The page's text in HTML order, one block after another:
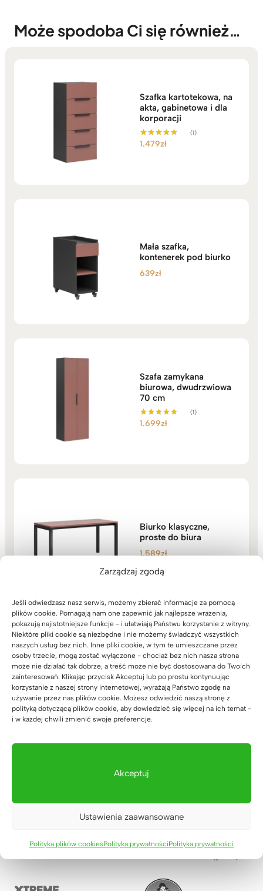
Zarządzaj zgodą
Jeśli odwiedzasz nasz serwis, możemy zbierać informacje za pomocą
plików cookie. Pomagają nam one zapewnić jak najlepsze wrażenia,
pokazują najistotniejsze funkcje - i ułatwiają Państwu korzystanie z witryny.
Niektóre pliki cookie są niezbędne i nie możemy świadczyć wszystkich
naszych usług bez nich. Inne pliki cookie, w tym te umieszczane przez
osoby trzecie, mogą zostać wyłączone - chociaż bez nich nasza strona
może nie działać tak dobrze, a treść może nie być dostosowana do Twoich
zainteresowań. Klikając przycisk Akceptuj lub po prostu kontynuując
korzystanie z naszej strony internetowej, wyrażają Państwo zgodę na
używanie przez nas plików cookie. Możesz odwiedzić naszą stronę z
polityką dotyczącą plików cookie, aby dowiedzieć się więcej na ich temat -
i w każdej chwili zmienić swoje preferencje.
Akceptuj
Ustawienia zaawansowane
Polityka plików cookiesPolityka prywatnościPolityka prywatności
Może spodoba Ci się również…
Szafka kartotekowa, na
akta, gabinetowa i dla
korporacji
Oceniono
(1)
1.479zł
Mała szafka,
kontenerek pod biurko
639zł
Szafa zamykana
biurowa, dwudrzwiowa
70 cm
Oceniono
(1)
1.699zł
Biurko klasyczne,
proste do biura
1.589zł
Regał z półkami na
dokumenty, teczki, do
archiwum biurowego,
półotwarty, szeroki
1.589zł
Zaufali nam